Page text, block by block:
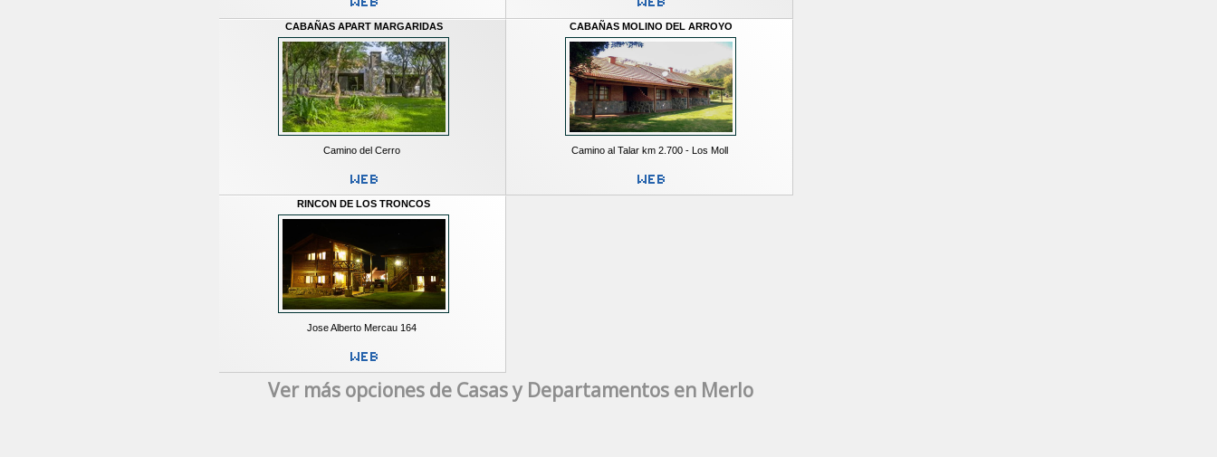
CABAÑAS APART MARGARIDAS
Camino del Cerro
CABAÑAS MOLINO DEL ARROYO
Camino al Talar km 2.700 - Los Moll
RINCON DE LOS TRONCOS
Jose Alberto Mercau 164
Ver más opciones de Casas y Departamentos en Merlo